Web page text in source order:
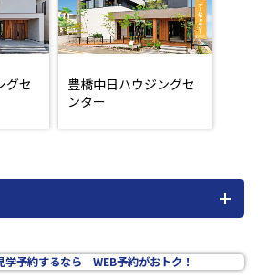
グセ
豊橋中日ハウジングセ
ンター